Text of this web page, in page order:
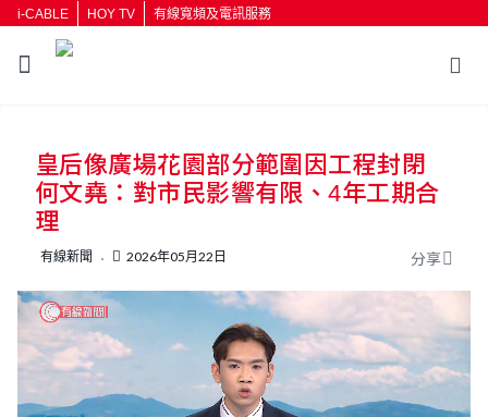
i-CABLE HOY TV 有線寬頻及電訊服務
按輸入鍵開始搜尋
皇后像廣場花園部分範圍因工程封閉
何文堯：對市民影響有限、4年工期合
理
有線新聞 2026年05月22日 分享